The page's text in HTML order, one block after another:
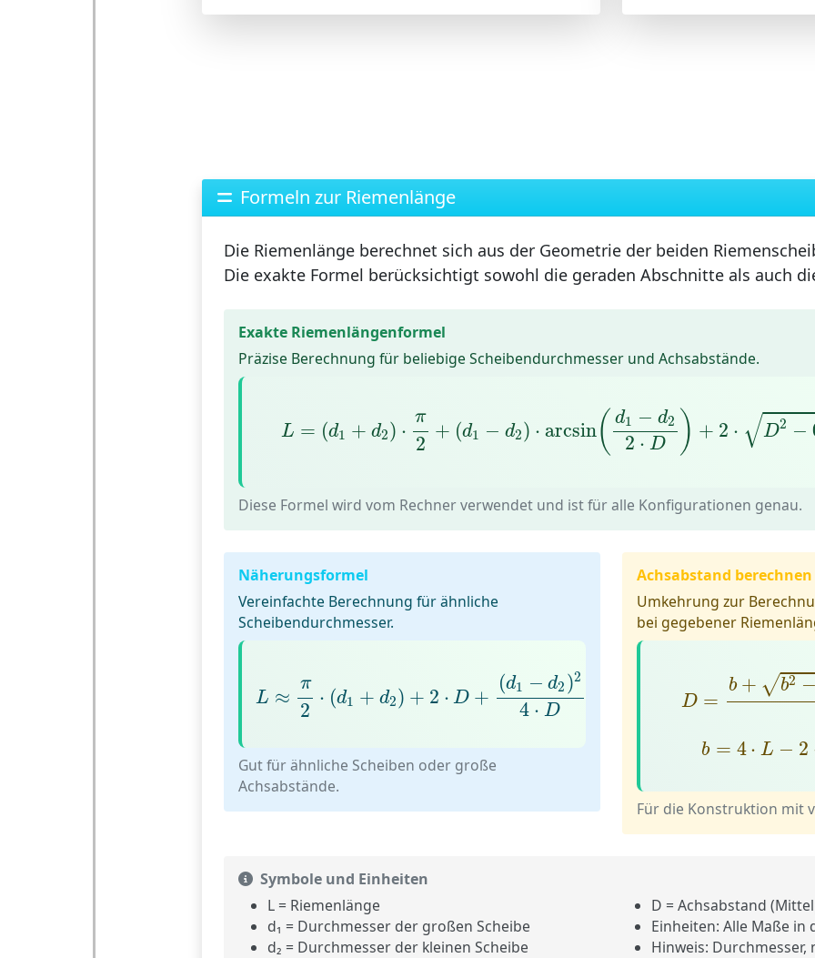
Formeln zur Riemenlänge
Die Riemenlängeberechnet sich aus der Geometrie der beiden
Die exakte Formel berücksichtigt sowohl die geraden Abschnitte als auch
Exakte Riemenlängenformel
Präzise Berechnung für beliebige Scheibendurchmesser und Achsabstände.
L = (d1 + d2) ⋅
π
2
+ (d1 − d2) ⋅ arcsin( d1 − d2
2 ⋅ D ) + 2 ⋅ √D2 −
2)⋅ d 1− 2 D −0,25⋅
Diese Formel wird vom Rechner verwendet und ist für alle Konfigurationen genau.
Näherungsformel
Vereinfachte Berechnung für ähnliche
Scheibendurchmesser.
L ≈
π
2
⋅ (d1 + d2) + 2 ⋅ D +
(d1 − d2 )2
4 ⋅ D
d 2) D
Gut für ähnliche Scheiben oder große
Achsabstände.
Achsabstand berechnen
Umkehrung zur
bei gegebener
D =
b + √b2 −
=b −32
b = 4 ⋅ L − 2
= ⋅L 2⋅
Für die Konstruktion mit
Symbole und Einheiten
L= Riemenlänge
d₁ = Durchmesser der großen Scheibe
d₂ = Durchmesser der kleinen Scheibe
D = Achsabstand
Einheiten: Alle Maße in
Hinweis: Durchmesser,